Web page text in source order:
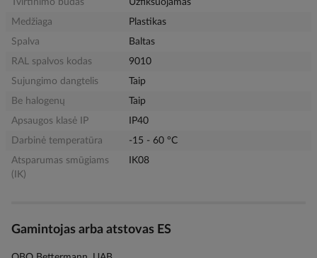
Tvirtinimo būdas
Užfiksuojamas
Medžiaga
Plastikas
Spalva
Baltas
RAL spalvos kodas
9010
Sujungimo dangtelis
Taip
Be halogenų
Taip
Apsaugos klasė IP
IP40
Darbinė temperatūra
-15 - 60 °C
Atsparumas smūgiams
(IK)
IK08
Gamintojas arba atstovas ES